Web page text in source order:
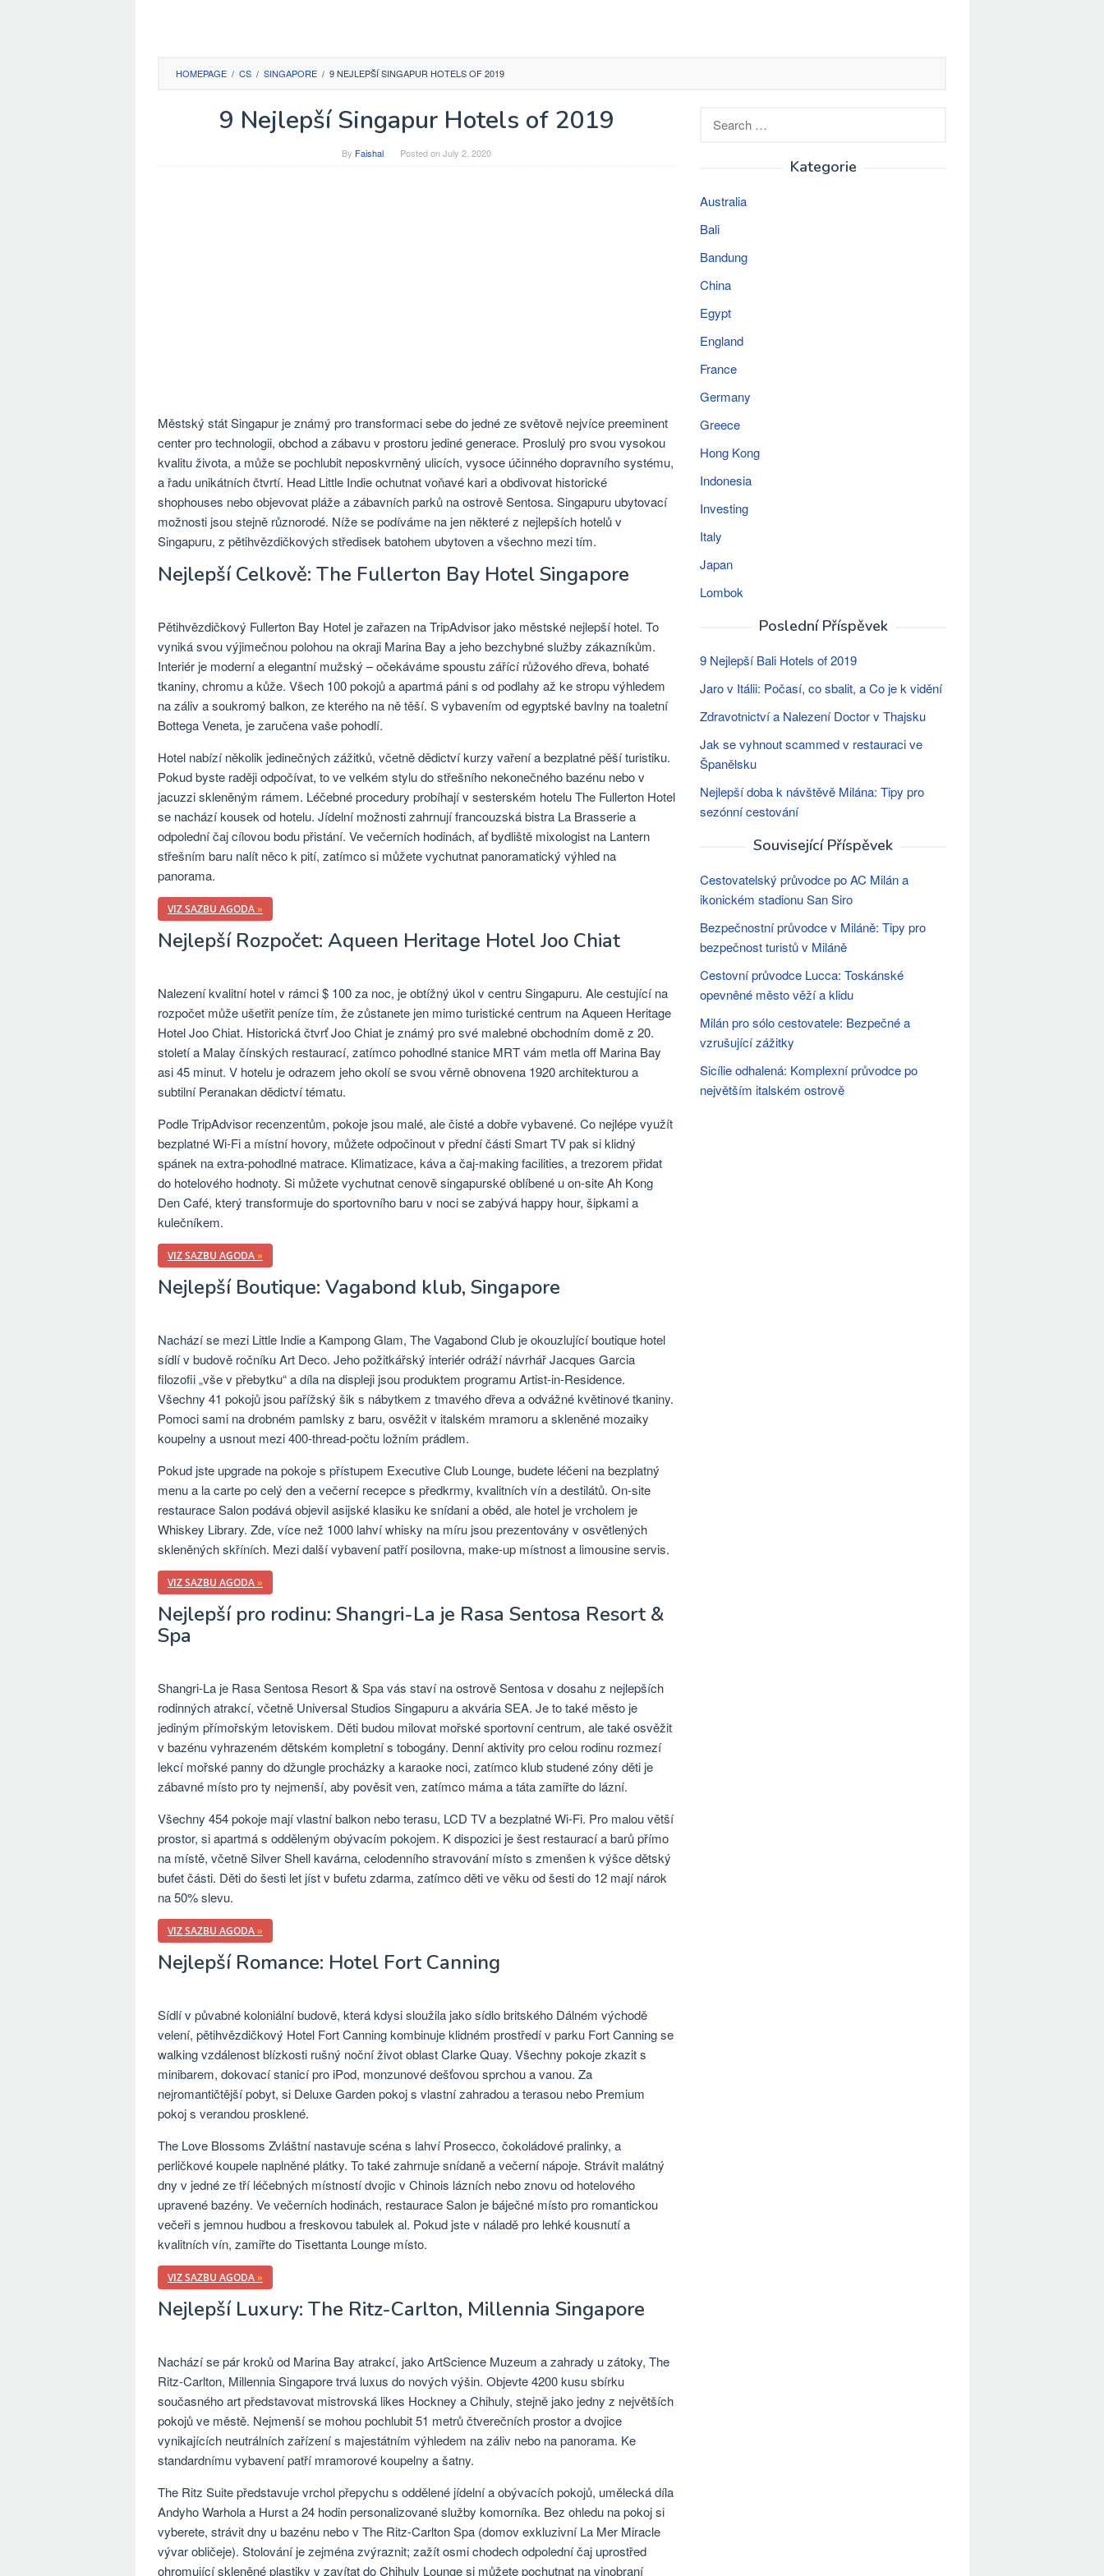
HOMEPAGE / CS / SINGAPORE / 9 NEJLEPŠÍ SINGAPUR HOTELS OF 2019
9 Nejlepší Singapur Hotels of 2019
By Faishal Posted onJuly 2, 2020
Městský stát Singapur je známý pro transformaci sebe do jedné ze světově nejvíce preeminent
center pro technologii, obchod a zábavu v prostoru jediné generace. Proslulý pro svou vysokou
kvalitu života, a může se pochlubit neposkvrněný ulicích, vysoce účinného dopravního systému,
a řadu unikátních čtvrtí. Head Little Indie ochutnat voňavé kari a obdivovat historické
shophouses nebo objevovat pláže a zábavních parků na ostrově Sentosa. Singapuru ubytovací
možnosti jsou stejně různorodé. Níže se podíváme na jen některé z nejlepších hotelů v
Singapuru, z pětihvězdičkových středisek batohem ubytoven a všechno mezi tím.
Nejlepší Celkově: The Fullerton Bay Hotel Singapore
Pětihvězdičkový Fullerton Bay Hotel je zařazen na TripAdvisor jako městské nejlepší hotel. To
vyniká svou výjimečnou polohou na okraji Marina Bay a jeho bezchybné služby zákazníkům.
Interiér je moderní a elegantní mužský – očekáváme spoustu zářící růžového dřeva, bohaté
tkaniny, chromu a kůže. Všech 100 pokojů a apartmá páni s od podlahy až ke stropu výhledem
na záliv a soukromý balkon, ze kterého na ně těší. S vybavením od egyptské bavlny na toaletní
Bottega Veneta, je zaručena vaše pohodlí.
Hotel nabízí několik jedinečných zážitků, včetně dědictví kurzy vaření a bezplatné pěší turistiku.
Pokud byste raději odpočívat, to ve velkém stylu do střešního nekonečného bazénu nebo v
jacuzzi skleněným rámem. Léčebné procedury probíhají v sesterském hotelu The Fullerton Hotel
se nachází kousek od hotelu. Jídelní možnosti zahrnují francouzská bistra La Brasserie a
odpolední čaj cílovou bodu přistání. Ve večerních hodinách, ať bydliště mixologist na Lantern
střešním baru nalít něco k pití, zatímco si můžete vychutnat panoramatický výhled na
panorama.
VIZ SAZBU AGODA»
Nejlepší Rozpočet: Aqueen Heritage Hotel Joo Chiat
Nalezení kvalitní hotel v rámci $ 100 za noc, je obtížný úkol v centru Singapuru. Ale cestující na
rozpočet může ušetřit peníze tím, že zůstanete jen mimo turistické centrum na Aqueen Heritage
Hotel Joo Chiat. Historická čtvrť Joo Chiat je známý pro své malebné obchodním domě z 20.
století a Malay čínských restaurací, zatímco pohodlné stanice MRT vám metla off Marina Bay
asi 45 minut. V hotelu je odrazem jeho okolí se svou věrně obnovena 1920 architekturou a
subtilní Peranakan dědictví tématu.
Podle TripAdvisor recenzentům, pokoje jsou malé, ale čisté a dobře vybavené. Co nejlépe využít
bezplatné Wi-Fi a místní hovory, můžete odpočinout v přední části Smart TV pak si klidný
spánek na extra-pohodlné matrace. Klimatizace, káva a čaj-making facilities, a trezorem přidat
do hotelového hodnoty. Si můžete vychutnat cenově singapurské oblíbené u on-site Ah Kong
Den Café, který transformuje do sportovního baru v noci se zabývá happy hour, šipkami a
kulečníkem.
VIZ SAZBU AGODA»
Nejlepší Boutique: Vagabond klub, Singapore
Nachází se mezi Little Indie a Kampong Glam, The Vagabond Club je okouzlující boutique hotel
sídlí v budově ročníku Art Deco. Jeho požitkářský interiér odráží návrhář Jacques Garcia
filozofii „vše v přebytku“ a díla na displeji jsou produktem programu Artist-in-Residence.
Všechny 41 pokojů jsou pařížský šik s nábytkem z tmavého dřeva a odvážné květinové tkaniny.
Pomoci sami na drobném pamlsky z baru, osvěžit v italském mramoru a skleněné mozaiky
koupelny a usnout mezi 400-thread-počtu ložním prádlem.
Pokud jste upgrade na pokoje s přístupem Executive Club Lounge, budete léčeni na bezplatný
menu a la carte po celý den a večerní recepce s předkrmy, kvalitních vín a destilátů. On-site
restaurace Salon podává objevil asijské klasiku ke snídani a oběd, ale hotel je vrcholem je
Whiskey Library. Zde, více než 1000 lahví whisky na míru jsou prezentovány v osvětlených
skleněných skříních. Mezi další vybavení patří posilovna, make-up místnost a limousine servis.
VIZ SAZBU AGODA»
Nejlepší pro rodinu: Shangri-La je Rasa Sentosa Resort &
Spa
Shangri-La je Rasa Sentosa Resort & Spa vás staví na ostrově Sentosa v dosahu z nejlepších
rodinných atrakcí, včetně Universal Studios Singapuru a akvária SEA. Je to také město je
jediným přímořským letoviskem. Děti budou milovat mořské sportovní centrum, ale také osvěžit
v bazénu vyhrazeném dětském kompletní s tobogány. Denní aktivity pro celou rodinu rozmezí
lekcí mořské panny do džungle procházky a karaoke noci, zatímco klub studené zóny děti je
zábavné místo pro ty nejmenší, aby pověsit ven, zatímco máma a táta zamiřte do lázní.
Všechny 454 pokoje mají vlastní balkon nebo terasu, LCD TV a bezplatné Wi-Fi. Pro malou větší
prostor, si apartmá s odděleným obývacím pokojem. K dispozici je šest restaurací a barů přímo
na místě, včetně Silver Shell kavárna, celodenního stravování místo s zmenšen k výšce dětský
bufet části. Děti do šesti let jíst v bufetu zdarma, zatímco děti ve věku od šesti do 12 mají nárok
na 50% slevu.
VIZ SAZBU AGODA»
Nejlepší Romance: Hotel Fort Canning
Sídlí v půvabné koloniální budově, která kdysi sloužila jako sídlo britského Dálném východě
velení, pětihvězdičkový Hotel Fort Canning kombinuje klidném prostředí v parku Fort Canning se
walking vzdálenost blízkosti rušný noční život oblast Clarke Quay. Všechny pokoje zkazit s
minibarem, dokovací stanicí pro iPod, monzunové dešťovou sprchou a vanou. Za
nejromantičtější pobyt, si Deluxe Garden pokoj s vlastní zahradou a terasou nebo Premium
pokoj s verandou prosklené.
The Love Blossoms Zvláštní nastavuje scéna s lahví Prosecco, čokoládové pralinky, a
perličkové koupele naplněné plátky. To také zahrnuje snídaně a večerní nápoje. Strávit malátný
dny v jedné ze tří léčebných místností dvojic v Chinois lázních nebo znovu od hotelového
upravené bazény. Ve večerních hodinách, restaurace Salon je báječné místo pro romantickou
večeři s jemnou hudbou a freskovou tabulek al. Pokud jste v náladě pro lehké kousnutí a
kvalitních vín, zamiřte do Tisettanta Lounge místo.
VIZ SAZBU AGODA»
Nejlepší Luxury: The Ritz-Carlton, Millennia Singapore
Nachází se pár kroků od Marina Bay atrakcí, jako ArtScience Muzeum a zahrady u zátoky, The
Ritz-Carlton, Millennia Singapore trvá luxus do nových výšin. Objevte 4200 kusu sbírku
současného art představovat mistrovská likes Hockney a Chihuly, stejně jako jedny z největších
pokojů ve městě. Nejmenší se mohou pochlubit 51 metrů čtverečních prostor a dvojice
vynikajících neutrálních zařízení s majestátním výhledem na záliv nebo na panorama. Ke
standardnímu vybavení patří mramorové koupelny a šatny.
The Ritz Suite představuje vrchol přepychu s oddělené jídelní a obývacích pokojů, umělecká díla
Andyho Warhola a Hurst a 24 hodin personalizované služby komorníka. Bez ohledu na pokoj si
vyberete, strávit dny u bazénu nebo v The Ritz-Carlton Spa (domov exkluzivní La Mer Miracle
vývar obličeje). Stolování je zejména zvýraznit; zažít osmi chodech odpolední čaj uprostřed
ohromující skleněné plastiky v zavítat do Chihuly Lounge si můžete pochutnat na vinobraní
Kategorie
Australia
Bali
Bandung
China
Egypt
England
France
Germany
Greece
Hong Kong
Indonesia
Investing
Italy
Japan
Lombok
Poslední Příspěvek
9 Nejlepší Bali Hotels of 2019
Jaro v Itálii: Počasí, co sbalit, a Co je k vidění
Zdravotnictví a Nalezení Doctor v Thajsku
Jak se vyhnout scammed v restauraci ve
Španělsku
Nejlepší doba k návštěvě Milána: Tipy pro
sezónní cestování
Související Příspěvek
Cestovatelský průvodce po AC Milán a
ikonickém stadionu San Siro
Bezpečnostní průvodce v Miláně: Tipy pro
bezpečnost turistů v Miláně
Cestovní průvodce Lucca: Toskánské
opevněné město věží a klidu
Milán pro sólo cestovatele: Bezpečné a
vzrušující zážitky
Sicílie odhalená: Komplexní průvodce po
největším italském ostrově